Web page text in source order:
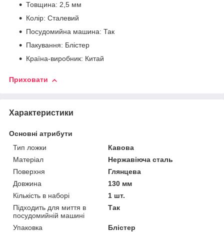
Товщина: 2,5 мм
Колір: Сталевий
Посудомийна машина: Так
Пакування: Блістер
Країна-виробник: Китай
Приховати
Характеристики
Основні атрибути
Тип ложки
Кавова
Матеріал
Нержавіюча сталь
Поверхня
Глянцева
Довжина
130 мм
Кількість в наборі
1 шт.
Підходить для миття в
посудомийній машині
Так
Упаковка
Блістер